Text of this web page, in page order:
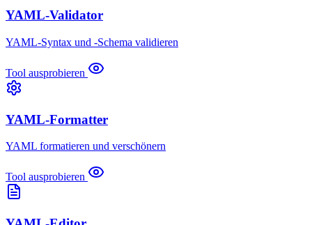
YAML-Validator
YAML-Syntax und -Schema validieren
Tool ausprobieren
YAML-Formatter
YAML formatieren und verschönern
Tool ausprobieren